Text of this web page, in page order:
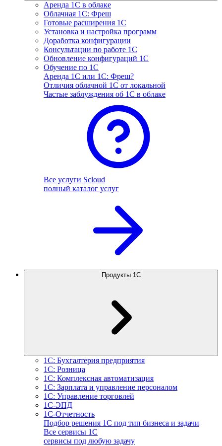
Аренда 1С в облаке
Облачная 1С: Фреш
Готовые расширения 1С
Установка и настройка программ
Доработка конфигурации
Консультации по работе 1С
Обновление конфигураций 1С
Обучение по 1С
Аренда 1С или 1С: Фреш?
Отличия облачной 1С от локальной
Частые заблуждения об 1С в облаке
Все услуги Scloud
полный каталог услуг
Продукты 1С
1С: Бухгалтерия предприятия
1С: Розница
1С: Комплексная автоматизация
1С: Зарплата и управление персоналом
1С: Управление торговлей
1С-ЭПД
1С-Отчетность
Подбор решения 1С под тип бизнеса и задачи
Все сервисы 1С
сервисы под любую задачу